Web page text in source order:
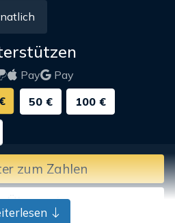
Pay
Pay
50 € 100 €
zum Zahlen
Überweisung